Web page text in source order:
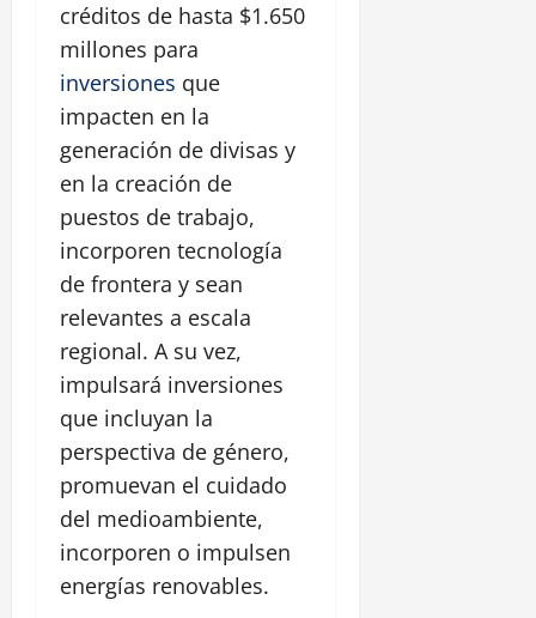
créditos de hasta $1.650
millones para
inversiones que
impacten en la
generación de divisas y
en la creación de
puestos de trabajo,
incorporen tecnología
de frontera y sean
relevantes a escala
regional. A su vez,
impulsará inversiones
que incluyan la
perspectiva de género,
promuevan el cuidado
del medioambiente,
incorporen o impulsen
energías renovables.